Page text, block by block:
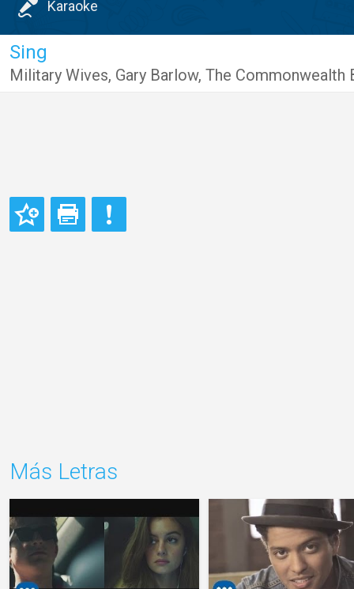
Karaoke
Sing
Military Wives, Gary Barlow, The Commonwealth
Más Letras